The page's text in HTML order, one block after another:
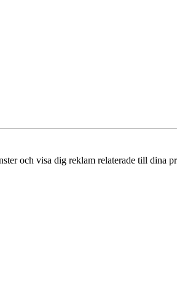
och visa dig reklam relaterade till dina